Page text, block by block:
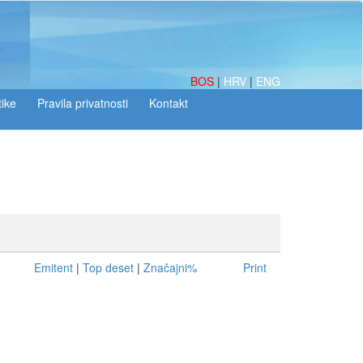
BOS | HRV | ENG
Emitent | Top deset | Značajni% Print